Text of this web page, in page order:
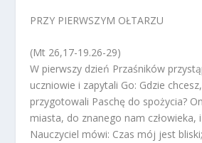
PRZY PIERWSZYM OŁTARZU
(Mt 26,17-19.26-29)
W pierwszy dzień Przaśników
uczniowie i zapytali Go: Gdzie
przygotowali Paschę do spożycia?
miasta, do znanego nam człowieka,
Nauczyciel mówi: Czas mój jest